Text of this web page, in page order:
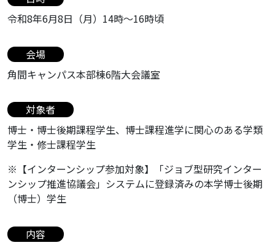
令和8年6月8日（月）14時～16時頃
会場
角間キャンパス本部棟6階大会議室
対象者
博士・博士後期課程学生、博士課程進学に関心のある学類
学生・修士課程学生
※【インターンシップ参加対象】「ジョブ型研究インター
ンシップ推進協議会」システムに登録済みの本学博士後期
（博士）学生
内容